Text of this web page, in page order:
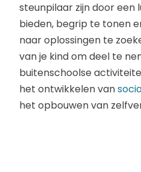
steunpilaar zijn door een
bieden, begrip te tonen
naar oplossingen te
van je kind om deel te
buitenschoolse
het ontwikkelen van
het opbouwen van